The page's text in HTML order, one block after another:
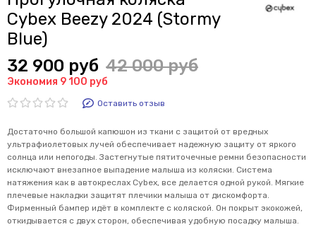
Cybex Beezy 2024 (Stormy
Blue)
32 900 руб 42 000 руб
Экономия 9 100 руб
Оставить отзыв
Достаточно большой капюшон из ткани с защитой от вредных
ультрафиолетовых лучей обеспечивает надежную защиту от яркого
солнца или непогоды. Застегнутые пятиточечные ремни безопасности
исключают внезапное выпадение малыша из коляски. Система
натяжения как в автокреслах Cybex, все делается одной рукой. Мягкие
плечевые накладки защитят плечики малыша от дискомфорта.
Фирменный бампер идёт в комплекте с коляской. Он покрыт экокожей,
откидывается с двух сторон, обеспечивая удобную посадку малыша.